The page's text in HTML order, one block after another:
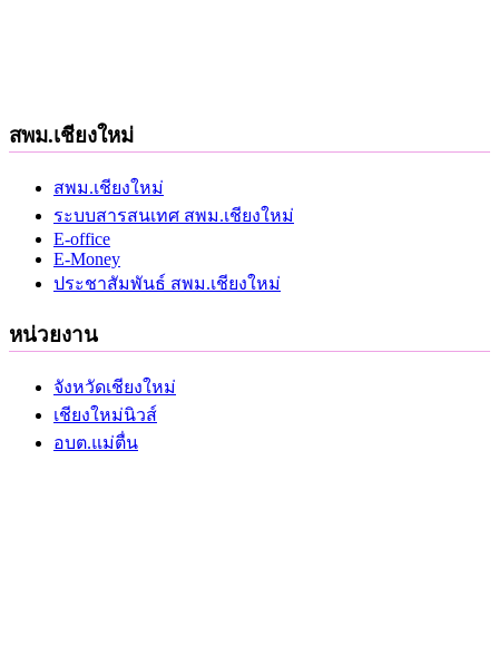
สพม.เชียงใหม่
สพม.เชียงใหม่
ระบบสารสนเทศ สพม.เชียงใหม่
E-office
E-Money
ประชาสัมพันธ์ สพม.เชียงใหม่
หน่วยงาน
จังหวัดเชียงใหม่
เชียงใหม่นิวส์
อบต.แม่ตื่น